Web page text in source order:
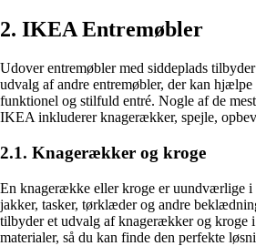
2. IKEA Entremøbler
Udover entremøbler med siddeplads
udvalg af andre entremøbler, der kan hjælpe
funktionel og stilfuld entré. Nogle af de
IKEA inkluderer knagerækker, spejle,
2.1. Knagerækker og kroge
En knagerække eller kroge er uundværlige i
jakker, tasker, tørklæder og andre
tilbyder et udvalg af knagerækker og kroge
materialer, så du kan finde den perfekte